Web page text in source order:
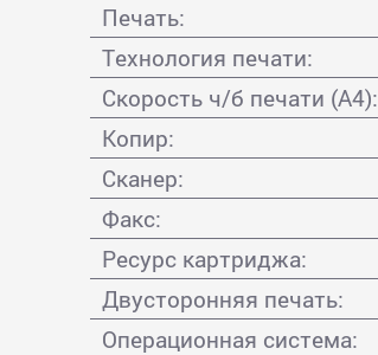
Печать:
Технология печати:
Скорость ч/б печати (А4):
Копир:
Сканер:
Факс:
Ресурс картриджа:
Двусторонняя печать:
Операционная система: